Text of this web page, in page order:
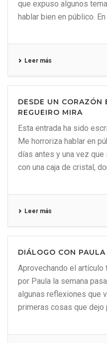
que expuso algunos
hablar bien en público.
Leer más
DESDE UN CORAZÓN
REGUEIRO MIRA
Esta entrada ha sido
Me horroriza hablar en
días antes y una vez
con una caja de cristal,
Leer más
DIÁLOGO CON
Aprovechando el
por Paula la semana
algunas reflexiones que
primeras cosas que dejo